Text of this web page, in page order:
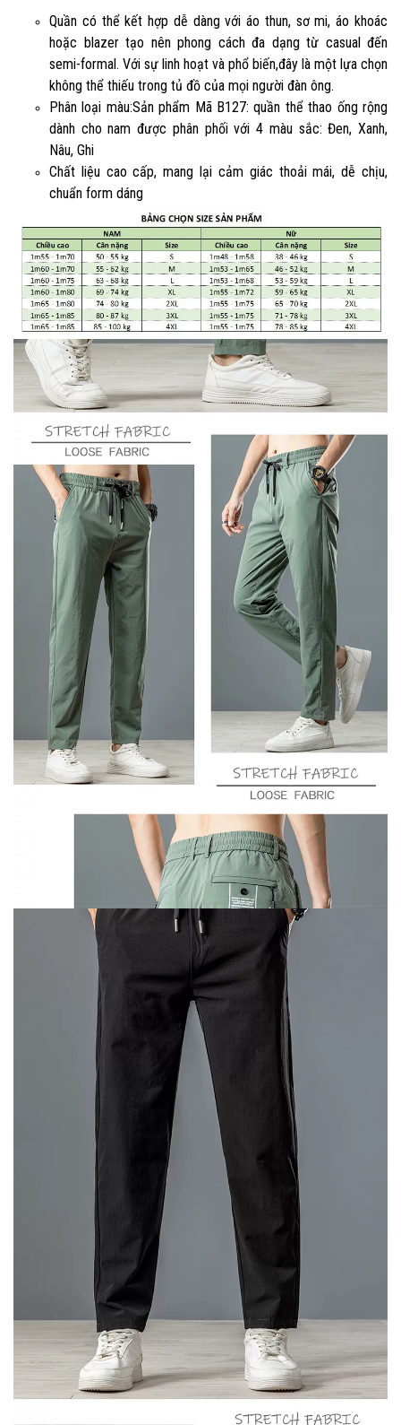
Quần có thể kết hợp dễ dàng với áo thun, sơ mi, áo khoác
hoặc blazer tạo nên phong cách đa dạng từ casual đến
semi-formal. Với sự linh hoạt và phổ biến,đây là một lựa chọn
không thể thiếu trong tủ đồ của mọi người đàn ông.
Phân loại màu:Sản phẩm Mã B127: quần thể thao ống rộng
dành cho nam được phân phối với 4 màu sắc: Đen, Xanh,
Nâu, Ghi
Chất liệu cao cấp, mang lại cảm giác thoải mái, dễ chịu,
chuẩn form dáng